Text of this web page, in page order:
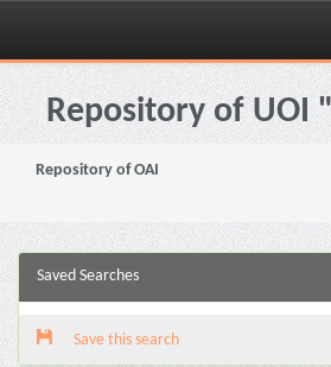
Skip
navigationRepository of UOI
Repository of OAI
Saved Searches
Save this search